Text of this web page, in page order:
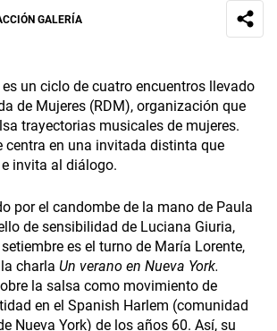
GALERÍA
un ciclo de cuatro encuentros llevado
de Mujeres (RDM), organización que
trayectorias musicales de mujeres.
centra en una invitada distinta que
invita al diálogo.
por el candombe de la mano de Paula
de sensibilidad de Luciana Giuria,
es el turno de María Lorente,
charla Un verano en Nueva York.
la salsa como movimiento de
en el Spanish Harlem (comunidad
Nueva York) de los años 60. Así, su